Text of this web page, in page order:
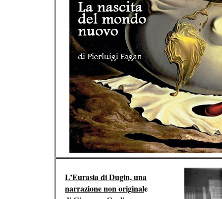
L’Eurasia di Dugin, una
narrazione non originale